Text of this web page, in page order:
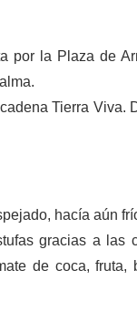
por la Plaza de
Tierra Viva.
hacía aún
gracias a las
de coca, fruta,